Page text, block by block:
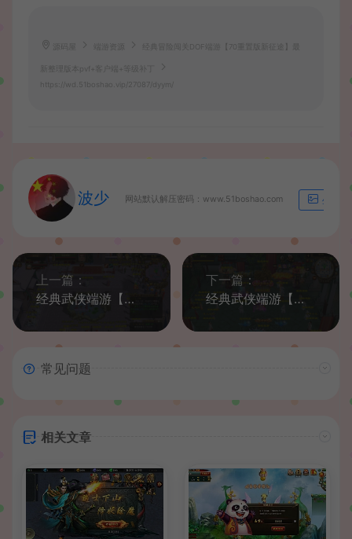
端游资源 经典冒险闯关DOF端游【70重置版新征途】最
新整理版本pvf+客户端+等级补丁
https://wd.51boshao.vip/27087/dyym/
波少 网站默认解压密码：www.51boshao.com 生成海
上一篇：
经典武侠端游【天龙八部之天鉴灵武】最新整理Linux手工服务端+PC客户端+GM工具+详细搭建教程
下一篇：
经典武侠端游【天龙八部之天下至尊】最新整理Linux手工服务端+PC客户端+GM工具+详细搭建教程
常见问题
相关文章